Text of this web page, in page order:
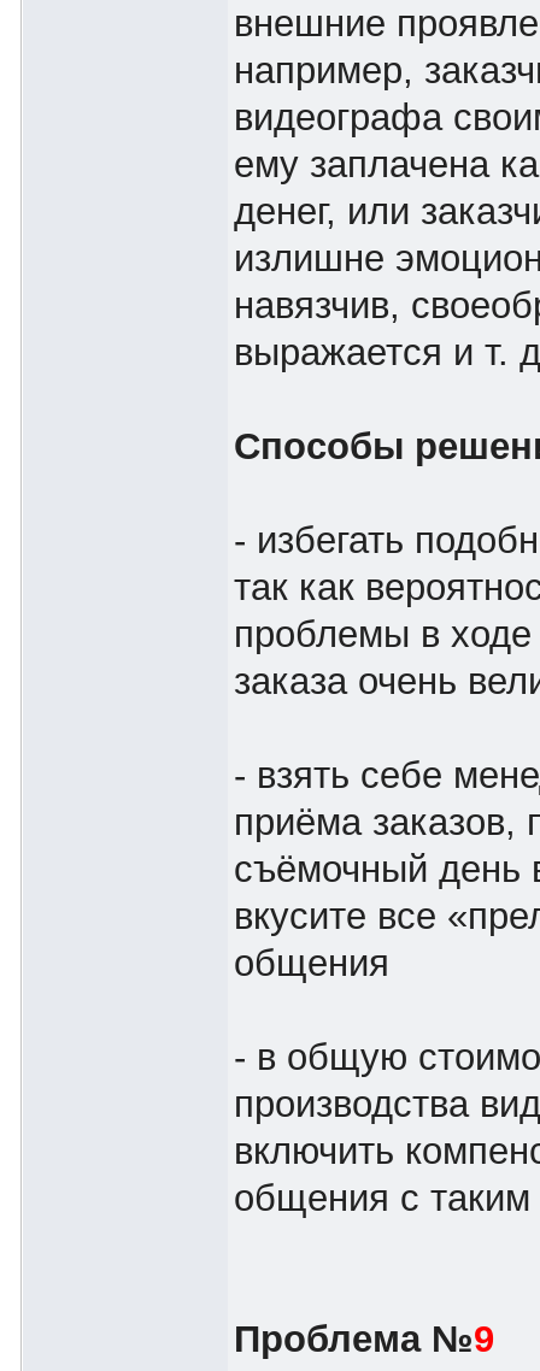
внешние
например,
видеографа
ему заплачена
денег, или
излишне
навязчив,
выражается и т.
Способы
- избегать
так как
проблемы в
заказа очень
- взять себе
приёма заказов,
съёмочный день
вкусите все
общения
- в общую
производства
включить
общения с таким
Проблема №9